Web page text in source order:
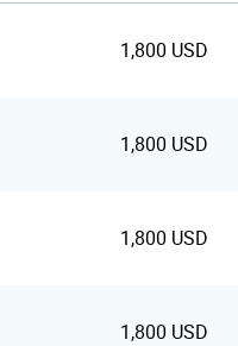
1,800 USD
1,800 USD
1,800 USD
1,800 USD